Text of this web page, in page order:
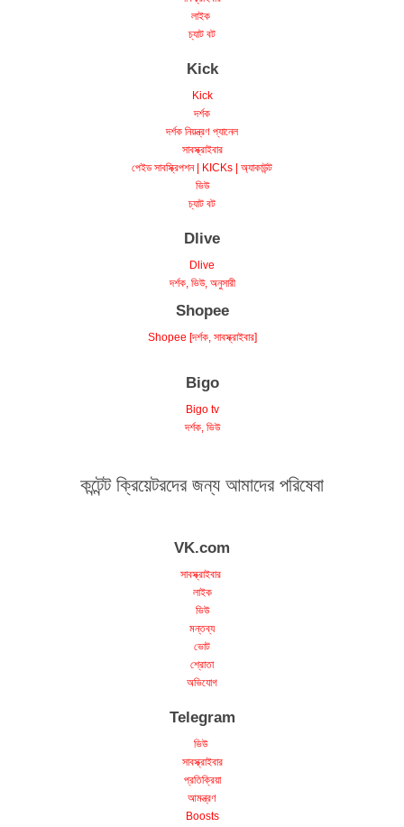
লাইক
চ্যাট বট
Kick
Kick
দর্শক
দর্শক নিয়ন্ত্রণ প্যানেল
সাবস্ক্রাইবার
পেইড সাবস্ক্রিপশন | KICKs | অ্যাকাউন্ট
ভিউ
চ্যাট বট
Dlive
Dlive
দর্শক, ভিউ, অনুসারী
Shopee
Shopee [দর্শক, সাবস্ক্রাইবার]
Bigo
Bigo tv
দর্শক, ভিউ
কন্টেন্ট ক্রিয়েটরদের জন্য আমাদের পরিষেবা
VK.com
সাবস্ক্রাইবার
লাইক
ভিউ
মন্তব্য
ভোট
শ্রোতা
অভিযোগ
Telegram
ভিউ
সাবস্ক্রাইবার
প্রতিক্রিয়া
আমন্ত্রণ
Boosts